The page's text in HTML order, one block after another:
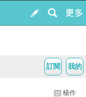
我的
訂閱
楊作